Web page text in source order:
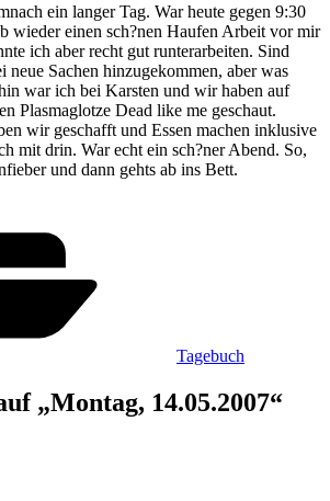
ein langer Tag. War heute gegen 9:30
wieder einen sch?nen Haufen Arbeit vor mir
ich aber recht gut runterarbeiten. Sind
neue Sachen hinzugekommen, aber was
war ich bei Karsten und wir haben auf
Plasmaglotze Dead like me geschaut.
wir geschafft und Essen machen inklusive
mit drin. War echt ein sch?ner Abend. So,
und dann gehts ab ins Bett.
Tagebuch
„Montag, 14.05.2007“